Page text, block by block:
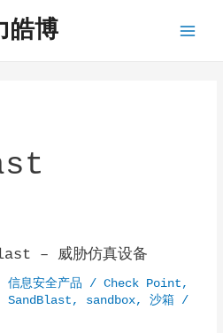
皓博
– 威胁仿真设备
信息安全产品 /Check Point ,
SandBlast , sandbox,沙箱 /